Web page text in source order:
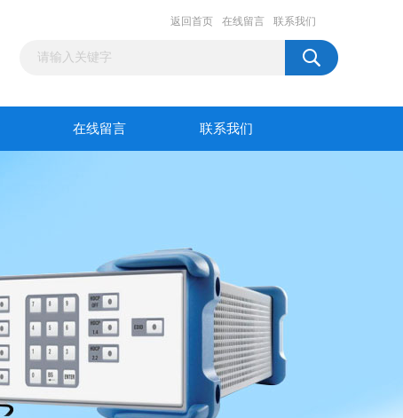
返回首页 在线留言 联系我们
在线留言 联系我们